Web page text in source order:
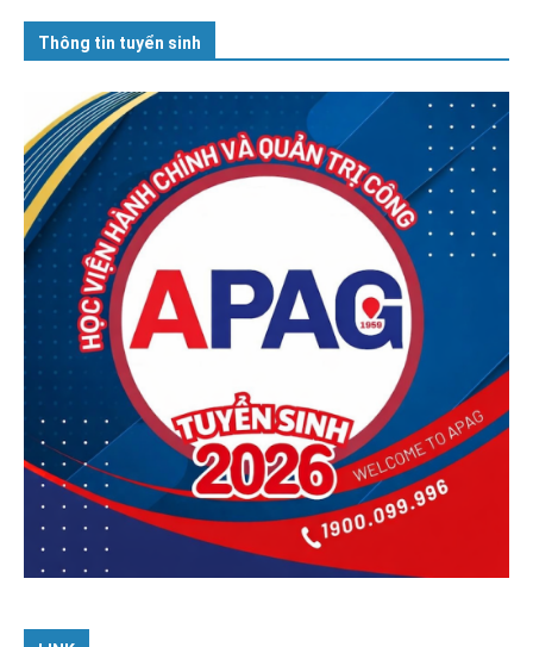
Thông tin tuyển sinh